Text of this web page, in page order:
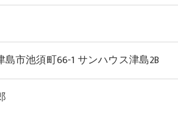
市池須町66-1 サンハウス津島2B